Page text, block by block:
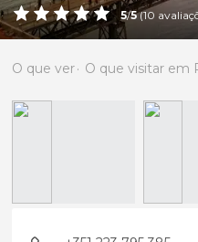
5/5(10
O que ver O que visitar em